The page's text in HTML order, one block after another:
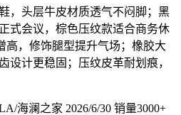
，头层牛皮材质透气不闷脚；黑
式会议，棕色压纹款适合商务休
高，修饰腿型提升气场；橡胶大
设计更稳固；压纹皮革耐划痕，
海澜之家 2026/6/30 销量3000+